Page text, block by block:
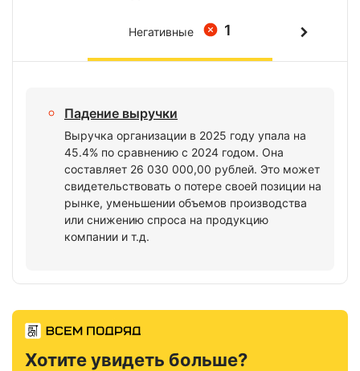
1
Негативные
Падение выручки
Выручка организации в 2025 году упала на
45.4% по сравнению с 2024 годом. Она
составляет 26 030 000,00 рублей. Это может
свидетельствовать о потере своей позиции на
рынке, уменьшении объемов производства
или снижению спроса на продукцию
компании и т.д.
Хотите увидеть больше?